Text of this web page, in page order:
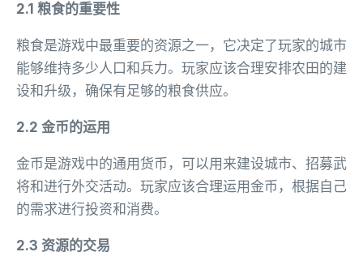
2.1 粮食的重要性
粮食是游戏中最重要的资源之一，它决定了玩家的城市
能够维持多少人口和兵力。玩家应该合理安排农田的建
设和升级，确保有足够的粮食供应。
2.2 金币的运用
金币是游戏中的通用货币，可以用来建设城市、招募武
将和进行外交活动。玩家应该合理运用金币，根据自己
的需求进行投资和消费。
2.3 资源的交易